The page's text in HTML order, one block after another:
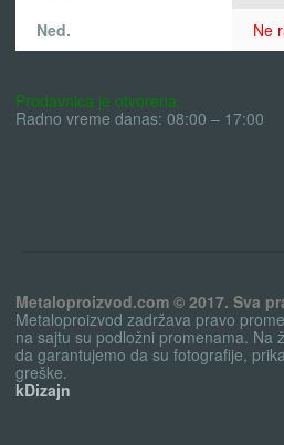
Ned.
Ne
Prodavnica je otvorena.
Radno vreme danas: 08:00 – 17:00
Metaloproizvod.com © 2017. Sva
Metaloproizvod zadržava pravo
na sajtu su podložni promenama. Na
da garantujemo da su fotografije,
greške.
kDizajn